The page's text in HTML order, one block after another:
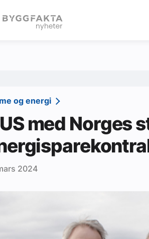
eBlad
og energi
med Norges
2024